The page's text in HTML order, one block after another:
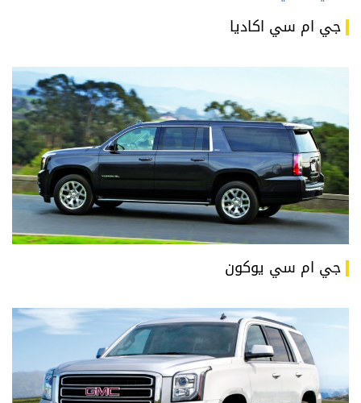
جي ام سي اكاديا
جي ام سي يوكون